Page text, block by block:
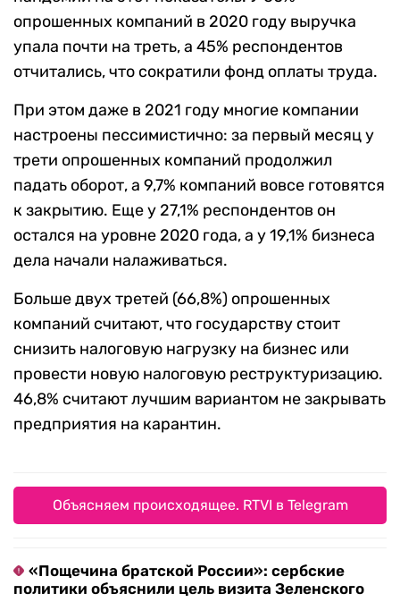
опрошенных компаний в 2020 году выручка
упала почти на треть, а 45% респондентов
отчитались, что сократили фонд оплаты труда.
При этом даже в 2021 году многие компании
настроены пессимистично: за первый месяц у
трети опрошенных компаний продолжил
падать оборот, а 9,7% компаний вовсе готовятся
к закрытию. Еще у 27,1% респондентов он
остался на уровне 2020 года, а у 19,1% бизнеса
дела начали налаживаться.
Больше двух третей (66,8%) опрошенных
компаний считают, что государству стоит
снизить налоговую нагрузку на бизнес или
провести новую налоговую реструктуризацию.
46,8% считают лучшим вариантом не закрывать
предприятия на карантин.
Объясняем происходящее. RTVI в Telegram
«Пощечина братской России»: сербские
политики объяснили цель визита Зеленского